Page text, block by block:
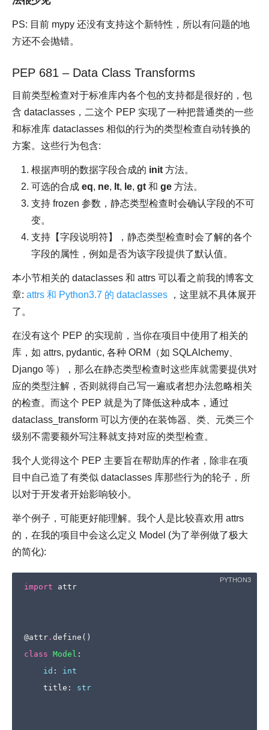
PS: 目前 mypy 还没有支持这个新特性，所以有问题的地
方还不会抛错。
PEP 681 – Data Class Transforms
目前类型检查对于标准库内各个包的支持都是很好的，包
含 dataclasses，二这个 PEP 实现了一种把普通类的一些
和标准库 dataclasses 相似的行为的类型检查自动转换的
方案。这些行为包含:
根据声明的数据字段合成的 init 方法。
可选的合成 eq, ne, lt, le, gt 和 ge 方法。
支持 frozen 参数，静态类型检查时会确认字段的不可
变。
支持【字段说明符】，静态类型检查时会了解的各个
字段的属性，例如是否为该字段提供了默认值。
本小节相关的 dataclasses 和 attrs 可以看之前我的博客文
章: attrs 和 Python3.7 的 dataclasses ，这里就不具体展开
了。
在没有这个 PEP 的实现前，当你在项目中使用了相关的
库，如 attrs, pydantic, 各种 ORM（如 SQLAlchemy、
Django 等），那么在静态类型检查时这些库就需要提供对
应的类型注解，否则就得自己写一遍或者想办法忽略相关
的检查。而这个 PEP 就是为了降低这种成本，通过
dataclass_transform 可以方便的在装饰器、类、元类三个
级别不需要额外写注释就支持对应的类型检查。
我个人觉得这个 PEP 主要旨在帮助库的作者，除非在项
目中自己造了有类似 dataclasses 库那些行为的轮子，所
以对于开发者开始影响较小。
举个例子，可能更好能理解。我个人是比较喜欢用 attrs
的，在我的项目中会这么定义 Model (为了举例做了极大
的简化):
import attr
@attr . define ()
class Model :
id :
int
title : str